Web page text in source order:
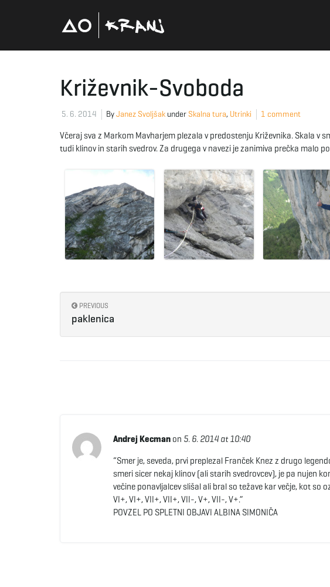
Križevnik-Svoboda
5. 6. 2014 ByJanez Svoljšak under Skalna tura, Utrinki 1 comment
Včeraj sva z Markom Mavharjem plezala v predostenju Križevnika. Skala v
tudi klinov in starih svedrov. Za drugega v navezi je zanimiva prečka malo
PREVIOUS
paklenica
Andrej Kecmanon 5. 6. 2014 at 10:40
“Smer je, seveda, prvi preplezal Franček Knez z drugo
smeri sicer nekaj klinov (ali starih svedrovcev), je pa nujen
večine ponavljalcev slišal ali bral so težave kar večje, kot so
VI+, VI+, VII+, VII+, VII-, V+, VII-, V+.”
POVZEL PO SPLETNI OBJAVI ALBINA SIMONIČA